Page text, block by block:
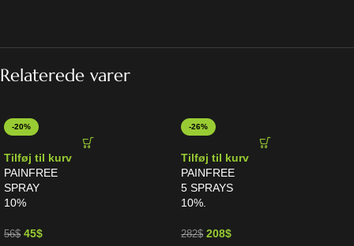
Relaterede varer
-20%
Tilføj til kurv
PAINFREE
SPRAY
10%
56$ 45$
-26%
Tilføj til kurv
PAINFREE
5 SPRAYS
10%.
282$ 208$